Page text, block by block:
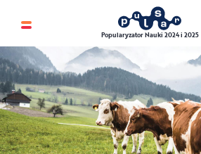
Popularyzator Nauki 2024 i 2025